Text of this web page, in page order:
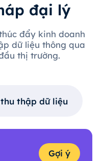
đại lý
đẩy kinh doanh
dữ liệu thông qua
thị trường.
thập dữ liệu
Gợi ý